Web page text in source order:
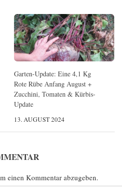
Garten-Update: Eine 4,1 Kg
Rote Rübe Anfang August +
Zucchini, Tomaten & Kürbis-
Update
13. AUGUST 2024
einen Kommentar abzugeben.